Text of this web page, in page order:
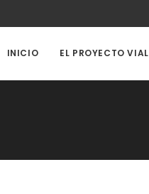
INICIO EL PROYECTO VIAL